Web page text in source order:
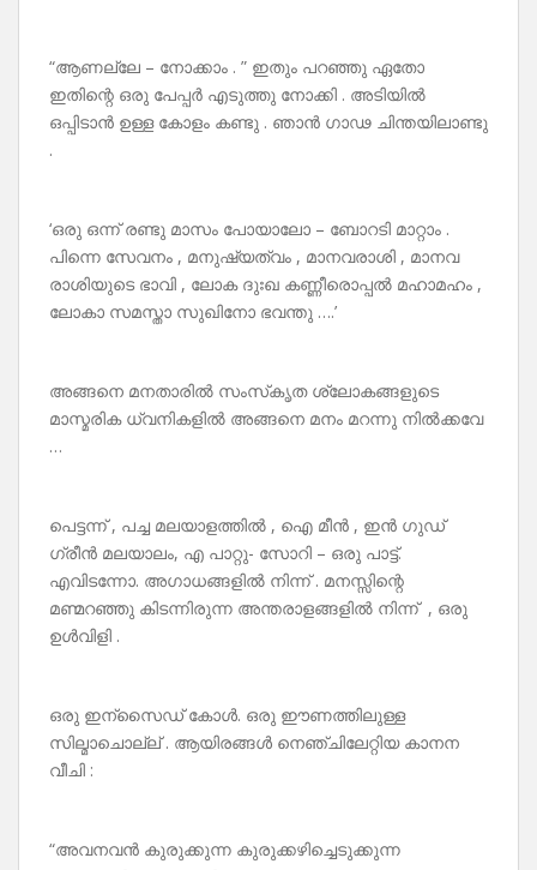
“ആണല്ലേ – നോക്കാം . ” ഇതും പറഞ്ഞു ഏതോ
ഇതിന്റെ ഒരു പേപ്പർ എടുത്തു നോക്കി . അടിയിൽ
ഒപ്പിടാൻ ഉള്ള കോളം കണ്ടു . ഞാൻ ഗാഢ ചിന്തയിലാണ്ടു
.
‘ഒരു ഒന്ന് രണ്ടു മാസം പോയാലോ – ബോറടി മാറ്റാം .
പിന്നെ സേവനം , മനുഷ്യത്വം , മാനവരാശി , മാനവ
രാശിയുടെ ഭാവി , ലോക ദുഃഖ കണ്ണീരൊപ്പൽ മഹാമഹം ,
ലോകാ സമസ്താ സുഖിനോ ഭവന്തു ….’
അങ്ങനെ മനതാരിൽ സംസ്‌കൃത ശ്ലോകങ്ങളുടെ
മാസ്മരിക ധ്വനികളിൽ അങ്ങനെ മനം മറന്നു നിൽക്കവേ
…
പെട്ടന്ന് , പച്ച മലയാളത്തിൽ , ഐ മീൻ , ഇൻ ഗുഡ്
ഗ്രീൻ മലയാലം, എ പാറ്റു- സോറി – ഒരു പാട്ട്.
എവിടന്നോ. അഗാധങ്ങളിൽ നിന്ന് . മനസ്സിന്റെ
മണ്മറഞ്ഞു കിടന്നിരുന്ന അന്തരാളങ്ങളിൽ നിന്ന് , ഒരു
ഉൾവിളി .
ഒരു ഇന്സൈഡ് കോൾ. ഒരു ഈണത്തിലുള്ള
സില്മാചൊല്ല് . ആയിരങ്ങൾ നെഞ്ചിലേറ്റിയ കാനന
വീചി :
“അവനവൻ കുരുക്കുന്ന കുരുക്കഴിച്ചെടുക്കുന്ന